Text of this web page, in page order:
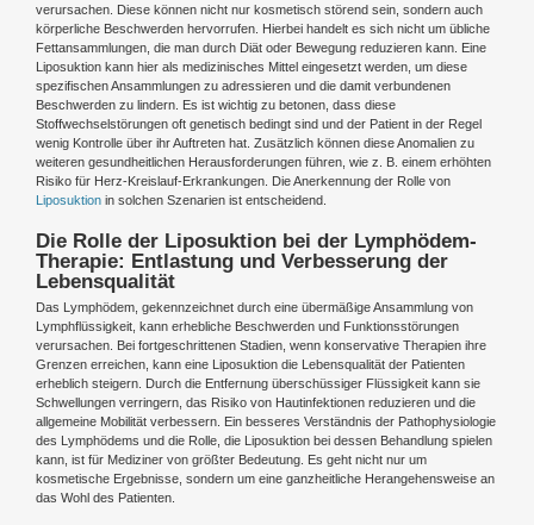
verursachen. Diese können nicht nur kosmetisch störend sein, sondern auch
körperliche Beschwerden hervorrufen. Hierbei handelt es sich nicht um übliche
Fettansammlungen, die man durch Diät oder Bewegung reduzieren kann. Eine
Liposuktion kann hier als medizinisches Mittel eingesetzt werden, um diese
spezifischen Ansammlungen zu adressieren und die damit verbundenen
Beschwerden zu lindern. Es ist wichtig zu betonen, dass diese
Stoffwechselstörungen oft genetisch bedingt sind und der Patient in der Regel
wenig Kontrolle über ihr Auftreten hat. Zusätzlich können diese Anomalien zu
weiteren gesundheitlichen Herausforderungen führen, wie z. B. einem erhöhten
Risiko für Herz-Kreislauf-Erkrankungen. Die Anerkennung der Rolle von
Liposuktion in solchen Szenarien ist entscheidend.
Die Rolle der Liposuktion bei der Lymphödem-
Therapie: Entlastung und Verbesserung der
Lebensqualität
Das Lymphödem, gekennzeichnet durch eine übermäßige Ansammlung von
Lymphflüssigkeit, kann erhebliche Beschwerden und Funktionsstörungen
verursachen. Bei fortgeschrittenen Stadien, wenn konservative Therapien ihre
Grenzen erreichen, kann eine Liposuktion die Lebensqualität der Patienten
erheblich steigern. Durch die Entfernung überschüssiger Flüssigkeit kann sie
Schwellungen verringern, das Risiko von Hautinfektionen reduzieren und die
allgemeine Mobilität verbessern. Ein besseres Verständnis der Pathophysiologie
des Lymphödems und die Rolle, die Liposuktion bei dessen Behandlung spielen
kann, ist für Mediziner von größter Bedeutung. Es geht nicht nur um
kosmetische Ergebnisse, sondern um eine ganzheitliche Herangehensweise an
das Wohl des Patienten.